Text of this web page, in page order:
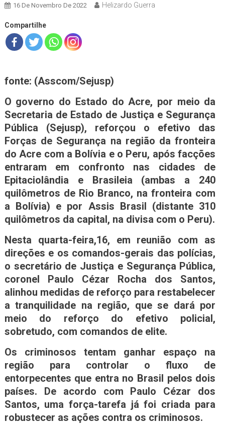
16 De Novembro De 2022 Helizardo Guerra
Compartilhe
fonte: (Asscom/Sejusp)
O governo do Estado do Acre, por meio da
Secretaria de Estado de Justiça e Segurança
Pública (Sejusp), reforçou o efetivo das
Forças de Segurança na região da fronteira
do Acre com a Bolívia e o Peru, após facções
entraram em confronto nas cidades de
Epitaciolândia e Brasileia (ambas a 240
quilômetros de Rio Branco, na fronteira com
a Bolívia) e por Assis Brasil (distante 310
quilômetros da capital, na divisa com o Peru).
Nesta quarta-feira,16, em reunião com as
direções e os comandos-gerais das polícias,
o secretário de Justiça e Segurança Pública,
coronel Paulo Cézar Rocha dos Santos,
alinhou medidas de reforço para restabelecer
a tranquilidade na região, que se dará por
meio do reforço do efetivo policial,
sobretudo, com comandos de elite.
Os criminosos tentam ganhar espaço na
região para controlar o fluxo de
entorpecentes que entra no Brasil pelos dois
países. De acordo com Paulo Cézar dos
Santos, uma força-tarefa já foi criada para
robustecer as ações contra os criminosos.